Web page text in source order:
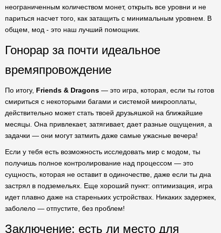
неограниченным количеством монет, открыть все уровни и не
париться насчет того, как затащить с минимальным уровнем. В
общем, мод - это наш лучший помощник.
Гонорар за почти идеальное
времяпровождение
По итогу, Friends & Dragons — это игра, которая, если ты готов
смириться с некоторыми багами и системой микрооплаты,
действительно может стать твоей друзьяшкой на ближайшие
месяцы. Она привлекает, затягивает, дает разные ощущения, а
задачки — они могут затмить даже самые ужасные вечера!
Если у тебя есть возможность исследовать мир с модом, ты
получишь полное контролирование над процессом — это
сущность, которая не оставит в одиночестве, даже если ты дна
застрял в подземельях. Еще хороший пункт: оптимизация, игра
идет плавно даже на стареньких устройствах. Никаких задержек,
заболело — отпустите, без проблем!
Заключение: есть ли место для